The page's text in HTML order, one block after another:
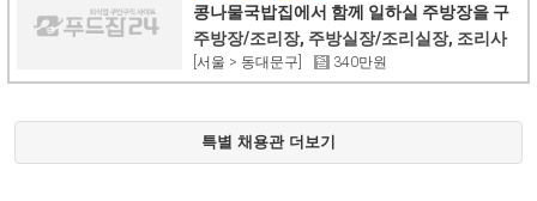
콩나물국밥집에서 함께 일하실 주방장을 구
합니다
주방장/조리장, 주방실장/조리실장, 조리사
[서울 > 동대문구] 340만원
특별 채용관 더보기